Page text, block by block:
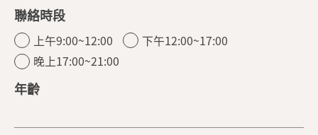
聯絡時段
上午9:00~12:00
下午12:00~17:00
晚上17:00~21:00
年齡